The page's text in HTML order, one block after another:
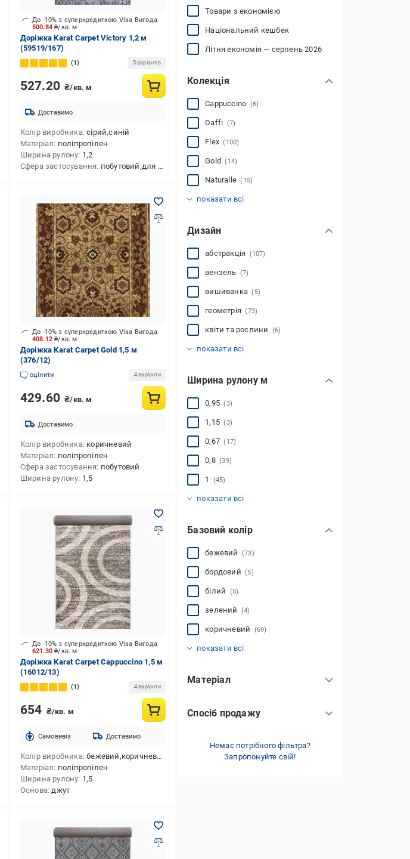
500.84₴/кв. м
До -10% з суперкредиткою Visa Вигода
Доріжка Karat Carpet Victory 1,2 м
(59519/167)
1 5 варіантів
527.20 ₴/кв. м
Доставимо
Колір виробника сірий,синій
Матеріал поліпропілен
Ширина рулону 1,2
Сфера застосування побутовий,для житлових приміщень,для кухні
408.12₴/кв. м
До -10% з суперкредиткою Visa Вигода
Доріжка Karat Carpet Gold 1,5 м
(376/12)
оцінити 4 варіанти
429.60 ₴/кв. м
Доставимо
Колір виробника коричневий
Матеріал поліпропілен
Сфера застосування побутовий
Ширина рулону 1,5
621.30₴/кв. м
До -10% з суперкредиткою Visa Вигода
Доріжка Karat Carpet Cappuccino 1,5 м
(16012/13)
1 4 варіанти
654 ₴/кв. м
Cамовивіз Доставимо
Колір виробника бежевий,коричневий
Матеріал поліпропілен
Ширина рулону 1,5
Основа джут
Товари з економією
Національний кешбек
Літня економія — серпень 2026
Колекція
Cappuccino (6)
Daffi (7)
Flex(100)
Gold(14)
Naturalle(15)
показати всі
Дизайн
абстракція (107)
вензель (7)
вишиванка(5)
геометрія(73)
квіти та рослини (6)
показати всі
Ширина рулону м
0,95(3)
1,15(3)
0,67(17)
0,8(39)
1 (45)
показати всі
Базовий колір
бежевий (73)
бордовий(5)
білий (5)
зелений (4)
коричневий (69)
показати всі
Матеріал
поліпропілен(225)
Спосіб продажу
Немає потрібного фільтра?
Запропонуйте свій!